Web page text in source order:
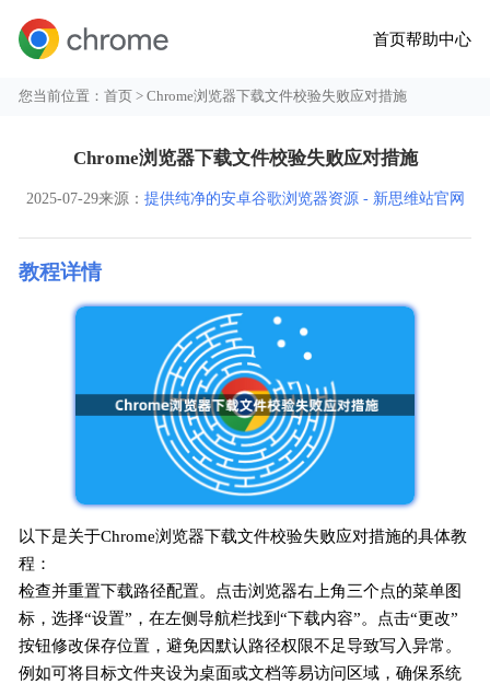
首页帮助中心
您当前位置：首页 > Chrome浏览器下载文件校验失败应对措施
Chrome浏览器下载文件校验失败应对措施
2025-07-29来源： 提供纯净的安卓谷歌浏览器资源 - 新思维站官网
教程详情
以下是关于Chrome浏览器下载文件校验失败应对措施的具体教
程：
检查并重置下载路径配置。点击浏览器右上角三个点的菜单图
标，选择“设置”，在左侧导航栏找到“下载内容”。点击“更改”
按钮修改保存位置，避免因默认路径权限不足导致写入异常。
例如可将目标文件夹设为桌面或文档等易访问区域，确保系统